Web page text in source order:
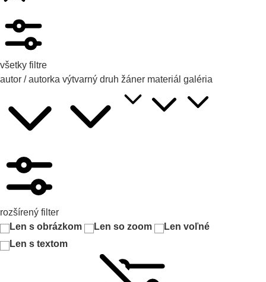
všetky filtre
autor / autorka výtvarný druh žáner materiál galéria
rozšírený filter
Len s obrázkom
Len so zoom
Len voľné
Len s textom